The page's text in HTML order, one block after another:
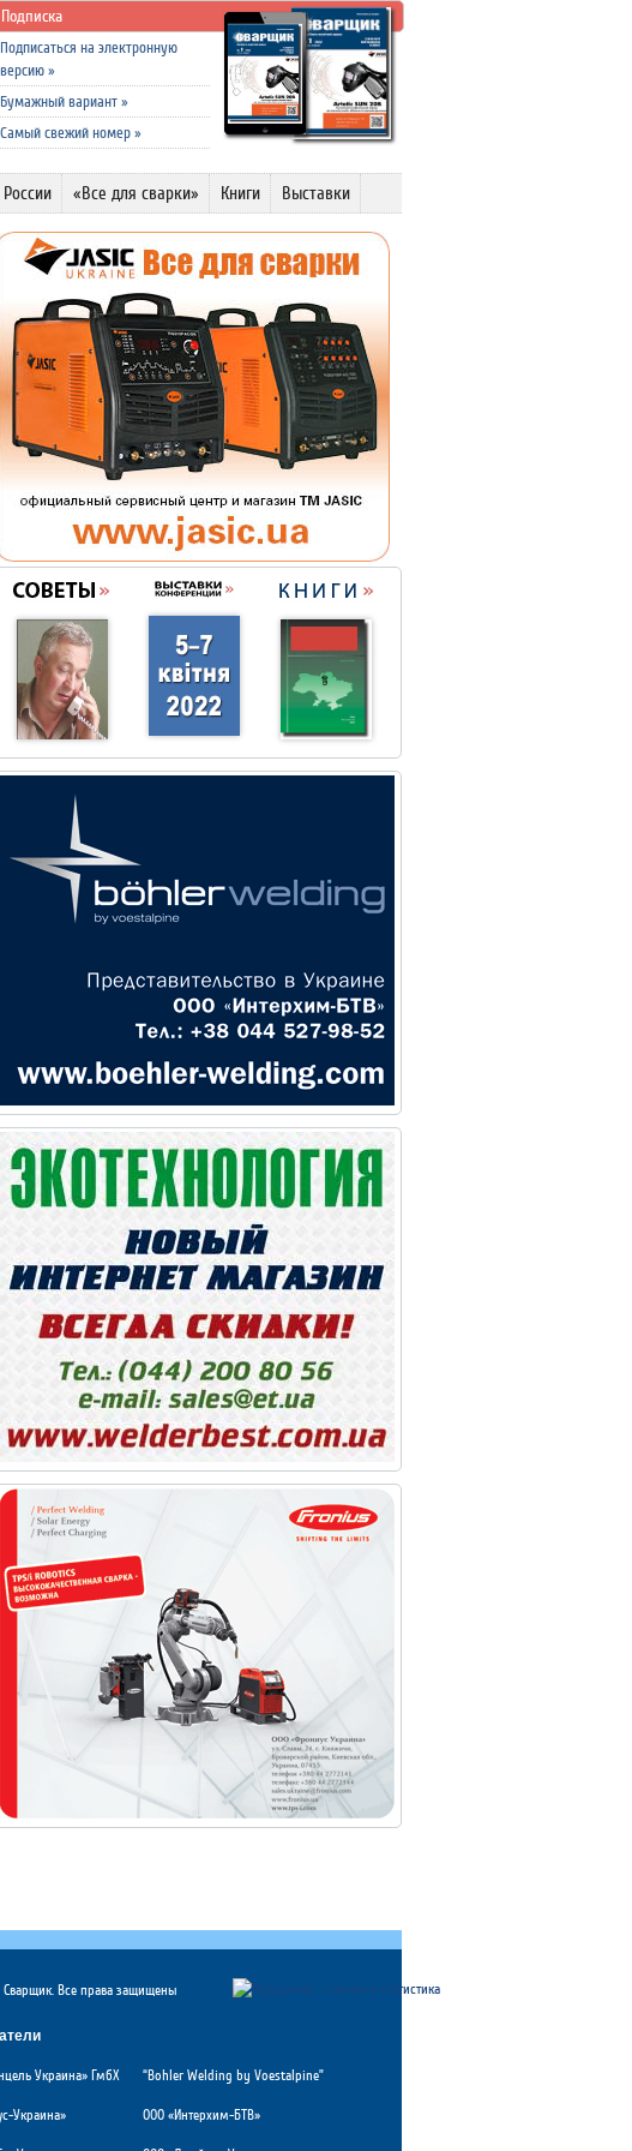
Подписка
Подписаться на электронную
версию »
Бумажный вариант »
Самый свежий номер »
«Все для сварки» Книги Выставки
Все права защищены
Украина» ГмбХ
Украина»
“Bohler Welding by Voestalpine”
ООО «Интерхим-БТВ»